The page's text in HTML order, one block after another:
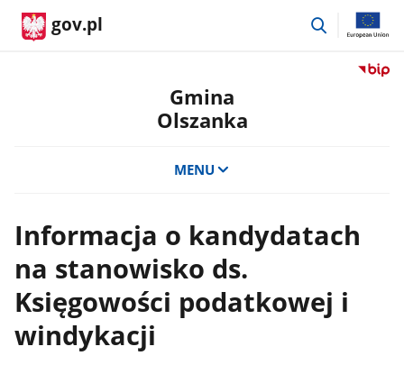
gov.pl
przejdź
Przejdź
Gmina
Olszanka
MENU
Informacja o kandydatach
na stanowisko ds.
Księgowości podatkowej i
windykacji